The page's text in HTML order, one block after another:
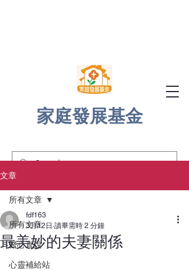
家庭發展基金
文章
所有文章
醫心直說
心靈補給站
所有文章
最美妙的夫妻關係
fdf163
3月12日 讀畢需時 2 分鐘